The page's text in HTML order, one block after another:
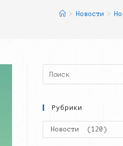
> Новости >
Search
this
Рубрики
Рубрики
Новости (120)